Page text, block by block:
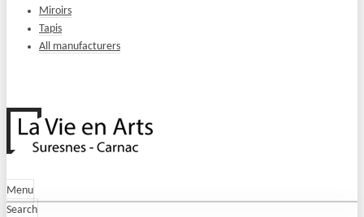
Miroirs
Tapis
All manufacturers
Menu
Search